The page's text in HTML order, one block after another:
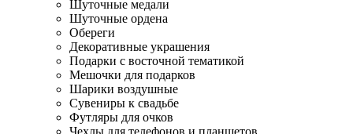
Шуточные медали
Шуточные ордена
Обереги
Декоративные украшения
Подарки с восточной тематикой
Мешочки для подарков
Шарики воздушные
Сувениры к свадьбе
Футляры для очков
Чехлы для телефонов и планшетов